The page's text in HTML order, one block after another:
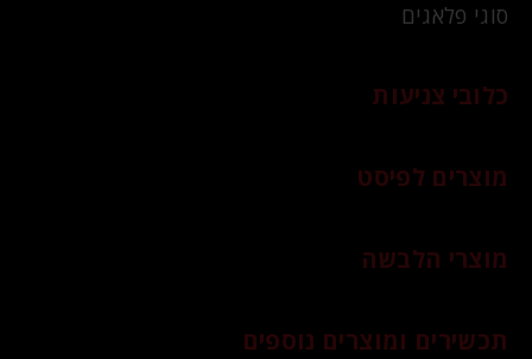
סוגי פלאגים
כלובי צניעות
מוצרים לפיסט
מוצרי הלבשה
תכשירים ומוצרים נוספים